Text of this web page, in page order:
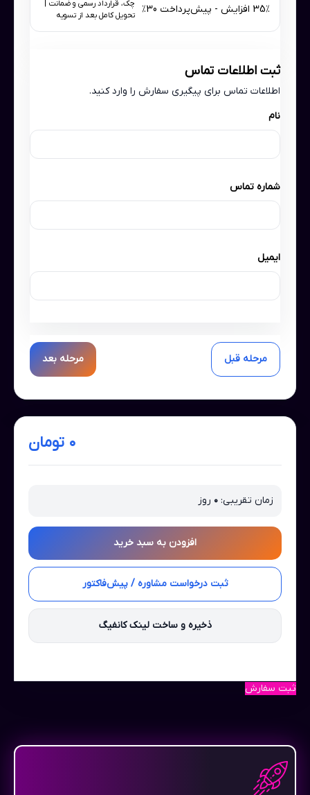
35٪ افزایش - پیش‌پرداخت 30٪
چک، قرارداد رسمی و ضمانت |
تحویل کامل بعد از تسویه
ثبت اطلاعات تماس
اطلاعات تماس برای پیگیری سفارش را وارد کنید.
نام
شماره تماس
ایمیل
مرحله قبل مرحله بعد
۰ تومان
زمان تقریبی: ۰ روز
افزودن به سبد خرید
ثبت درخواست مشاوره / پیش‌فاکتور
ذخیره و ساخت لینک کانفیگ
ثبت سفارش